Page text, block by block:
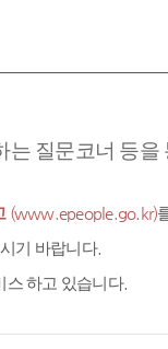
질문코너 등
(www.epeople.go.kr)
기 바랍니다.
스 하고 있습니다.